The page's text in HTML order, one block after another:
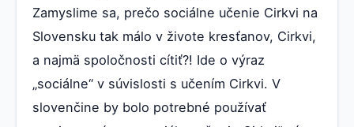
Zamyslime sa, prečo sociálne učenie Cirkvi na
Slovensku tak málo v živote kresťanov, Cirkvi,
a najmä spoločnosti cítiť?! Ide o výraz
„sociálne“ v súvislosti s učením Cirkvi. V
slovenčine by bolo potrebné používať